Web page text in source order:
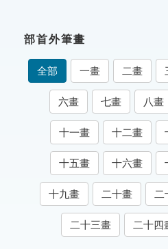
成語故事
索引選單
知識索引
單字索引
生命大百科索引
遊戲專區
部首外筆畫
全部 一畫 二畫
六畫 七畫 八畫
十一畫 十二畫
十五畫 十六畫
十九畫 二十畫 二
二十三畫 二十四